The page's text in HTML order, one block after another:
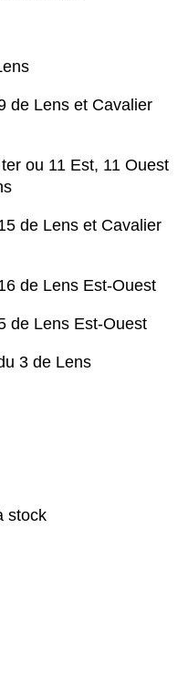
de Lens et Cavalier
ou 11 Est, 11 Ouest
de Lens et Cavalier
de Lens Est-Ouest
de Lens Est-Ouest
3 de Lens
stock